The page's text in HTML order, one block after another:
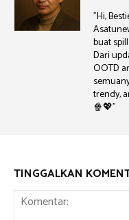
"Hi,
buat
Dari
OOTD
trendy,
🍿💖"
TINGGALKAN